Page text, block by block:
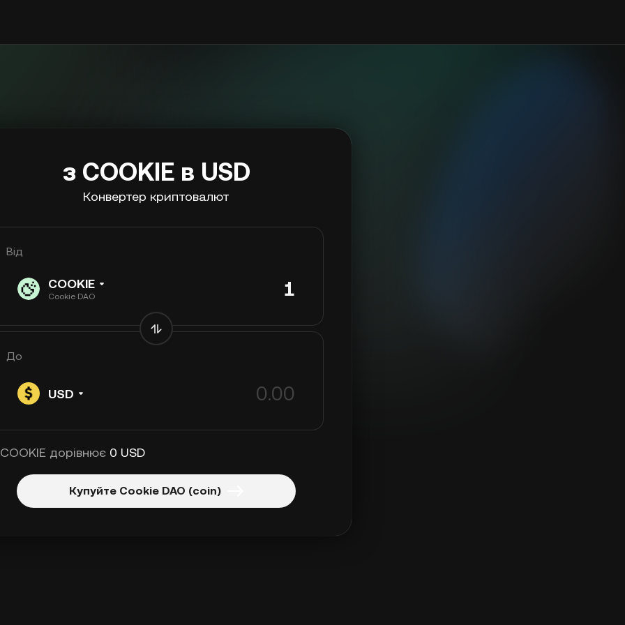
з COOKIE в USD
Конвертер криптовалют
Від
COOKIE
Cookie DAO
До
USD
дорівнює 0 USD
Купуйте Cookie DAO (coin)